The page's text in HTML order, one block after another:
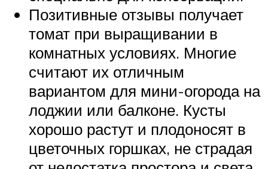
Позитивные отзывы получает
томат при выращивании в
комнатных условиях. Многие
считают их отличным
вариантом для мини-огорода на
лоджии или балконе. Кусты
хорошо растут и плодоносят в
цветочных горшках, не страдая